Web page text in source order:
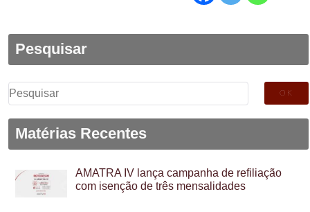
Pesquisar
Pesquisar
por:
Matérias Recentes
AMATRA IV lança campanha de refiliação
com isenção de três mensalidades